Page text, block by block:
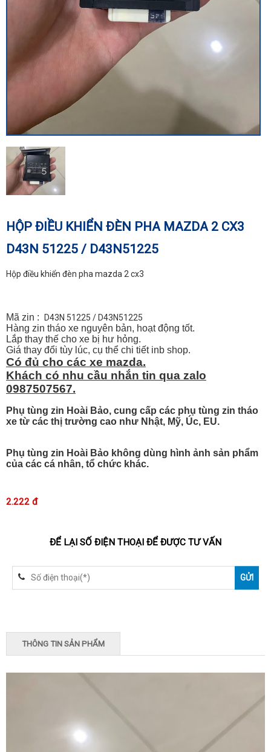
HỘP ĐIỀU KHIỂN ĐÈN PHA MAZDA 2 CX3
D43N 51225 / D43N51225
Hộp điều khiển đèn pha mazda 2 cx3
Mã zin : D43N 51225 / D43N51225
Hàng zin tháo xe nguyên bản, hoạt động tốt.
Lắp thay thế cho xe bị hư hỏng.
Giá thay đổi tùy lúc, cụ thể chi tiết inb shop.
Có đủ cho các xe mazda.
Khách có nhu cầu nhắn tin qua zalo
0987507567.
Phụ tùng zin Hoài Bảo, cung cấp các phụ tùng zin tháo
xe từ các thị trường cao như Nhật, Mỹ, Úc, EU.
Phụ tùng zin Hoài Bảo không dùng hình ảnh sản phẩm
của các cá nhân, tổ chức khác.
2.222 đ
ĐỂ LẠI SỐ ĐIỆN THOẠI ĐỂ ĐƯỢC TƯ VẤN
THÔNG TIN SẢN PHẨM